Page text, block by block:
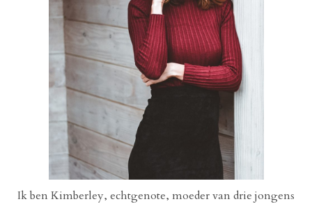
Ik ben Kimberley, echtgenote, moeder van drie jongens